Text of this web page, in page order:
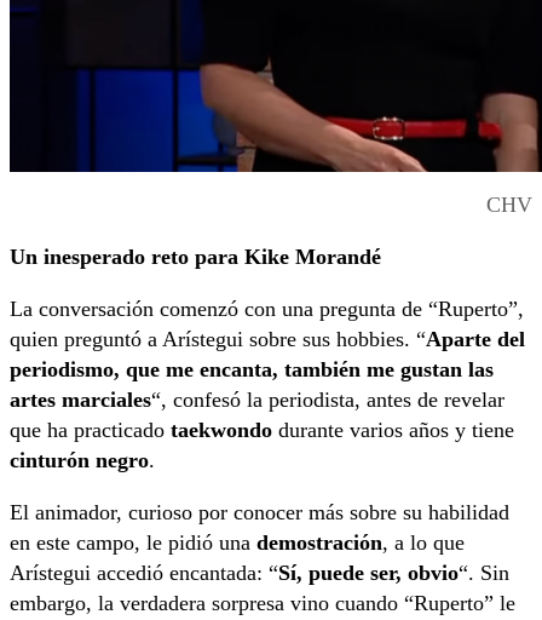
CHV
El programaDetrás del muro(CHV) vivió un
Un inesperado reto para Kike Morandé
La conversación comenzó con una pregunta de “Ruperto”,
quien preguntó a Arístegui sobre sus hobbies. “Aparte del
periodismo, que me encanta, también me gustan las
artes marciales“, confesó la periodista, antes de revelar
que ha practicado taekwondo durante varios años y tiene
cinturón negro.
El animador, curioso por conocer más sobre su habilidad
en este campo, le pidió una demostración, a lo que
Arístegui accedió encantada: “Sí, puede ser, obvio“. Sin
embargo, la verdadera sorpresa vino cuando “Ruperto” le